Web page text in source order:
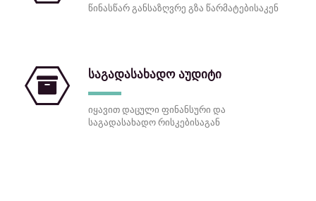
წინასწარ განსაზღვრე გზა წარმატებისაკენ
საგადასახადო აუდიტი
იყავით დაცული ფინანსური და
საგადასახადო რისკებისაგან